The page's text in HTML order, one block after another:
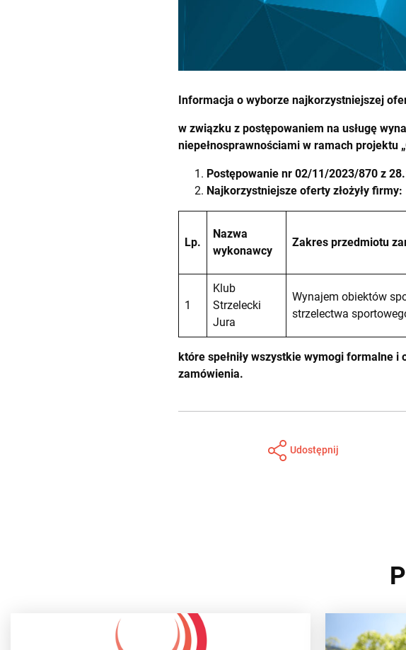
Informacja o wyborze najkorzystniejszej
w związku z postępowaniem na usługę
niepełnosprawnościami w ramach projektu
Postępowanie nr 02/11/2023/870 z
Najkorzystniejsze oferty złożyły firmy:
Lp.
Nazwa
wykonawcy
Zakres przedmiotu
1
Klub
Strzelecki
Jura
Wynajem obiektów
strzelectwa
które spełniły wszystkie wymogi formalne
zamówienia.
Udostępnij